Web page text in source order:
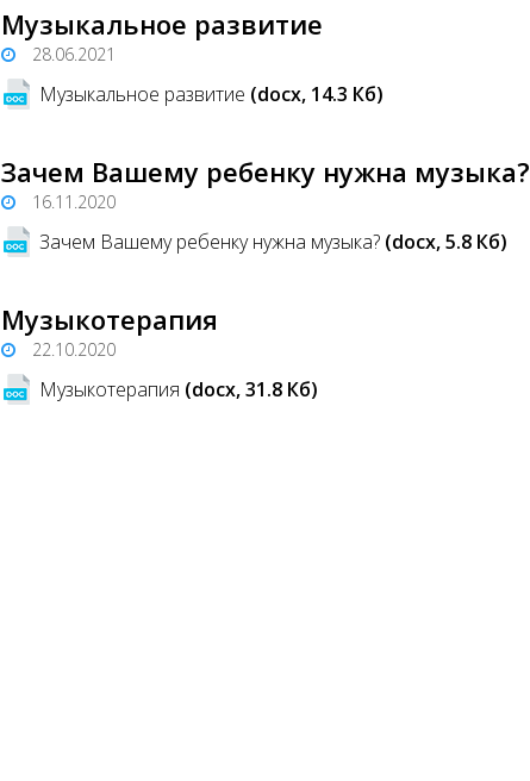
Музыкальное развитие
28.06.2021
Музыкальное развитие (docx, 14.3 Кб)
Зачем Вашему ребенку нужна музыка?
16.11.2020
Зачем Вашему ребенку нужна музыка? (docx, 5.8 Кб)
Музыкотерапия
22.10.2020
Музыкотерапия (docx, 31.8 Кб)